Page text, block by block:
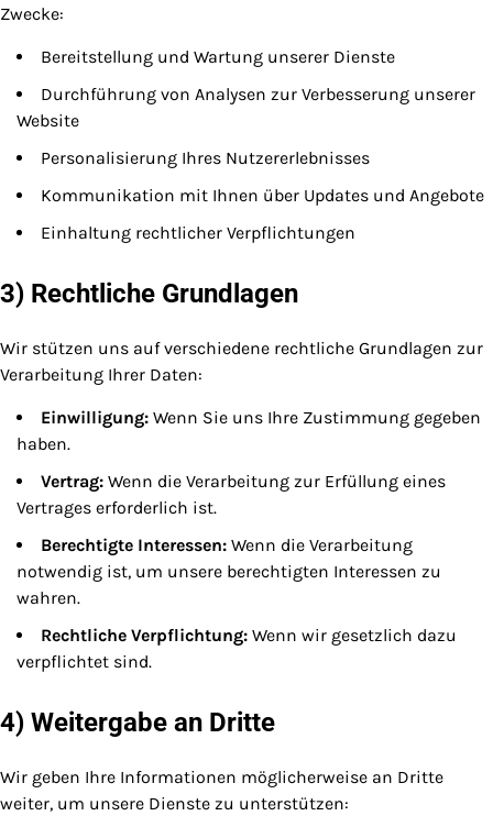
Zwecke:
Bereitstellung und Wartung unserer Dienste
Durchführung von Analysen zur Verbesserung unserer
Website
Personalisierung Ihres Nutzererlebnisses
Kommunikation mit Ihnen über Updates und Angebote
Einhaltung rechtlicher Verpflichtungen
3) Rechtliche Grundlagen
Wir stützen uns auf verschiedene rechtliche Grundlagen zur
Verarbeitung Ihrer Daten:
Einwilligung: Wenn Sie uns Ihre Zustimmung gegeben
haben.
Vertrag: Wenn die Verarbeitung zur Erfüllung eines
Vertrages erforderlich ist.
Berechtigte Interessen: Wenn die Verarbeitung
notwendig ist, um unsere berechtigten Interessen zu
wahren.
Rechtliche Verpflichtung: Wenn wir gesetzlich dazu
verpflichtet sind.
4) Weitergabe an Dritte
Wir geben Ihre Informationen möglicherweise an Dritte
weiter, um unsere Dienste zu unterstützen: